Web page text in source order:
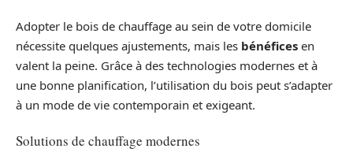
Adopter le bois de chauffage au sein de votre domicile
nécessite quelques ajustements, mais les bénéfices en
valent la peine. Grâce à des technologies modernes et à
une bonne planification, l’utilisation du bois peut s’adapter
à un mode de vie contemporain et exigeant.
Solutions de chauffage modernes